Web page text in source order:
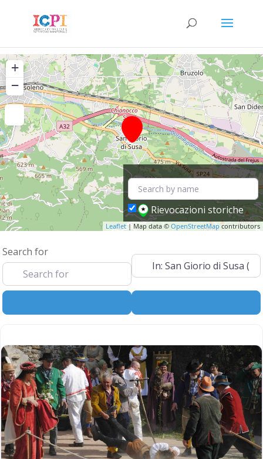
+
−
Leaflet| Map data © OpenStreetMap contributors
Rievocazioni storiche
Search for
Near